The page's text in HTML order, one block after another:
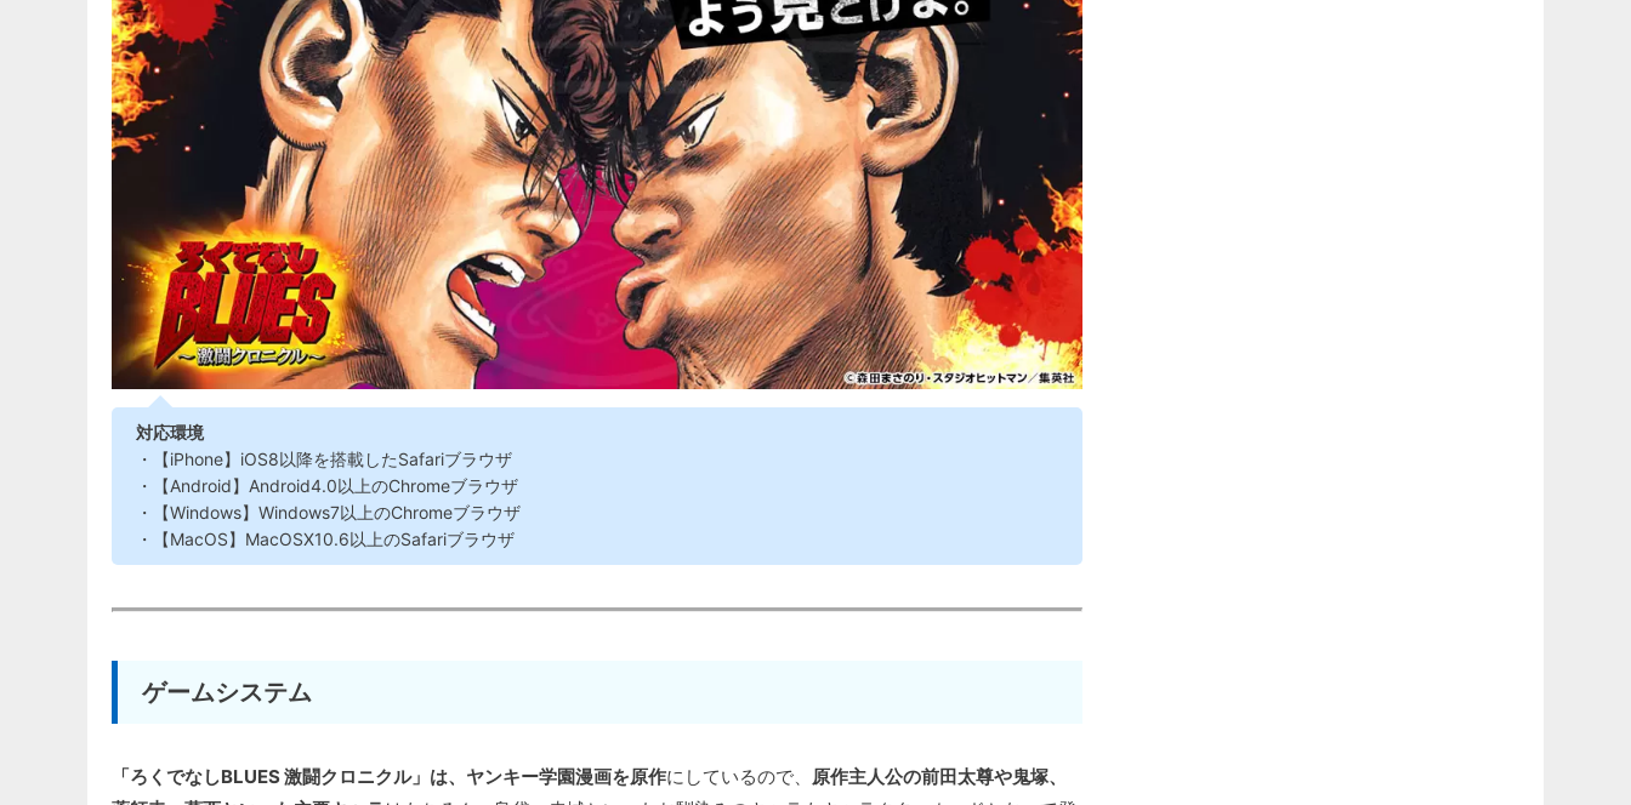
対応環境
・【iPhone】iOS8以降を搭載したSafariブラウザ
・【Android】Android4.0以上のChromeブラウザ
・【Windows】Windows7以上のChromeブラウザ
・【MacOS】MacOSX10.6以上のSafariブラウザ
ゲームシステム
「ろくでなしBLUES 激闘クロニクル」は、ヤンキー学園漫画を原作にしているので、 原作主人公の前田太尊や鬼塚、